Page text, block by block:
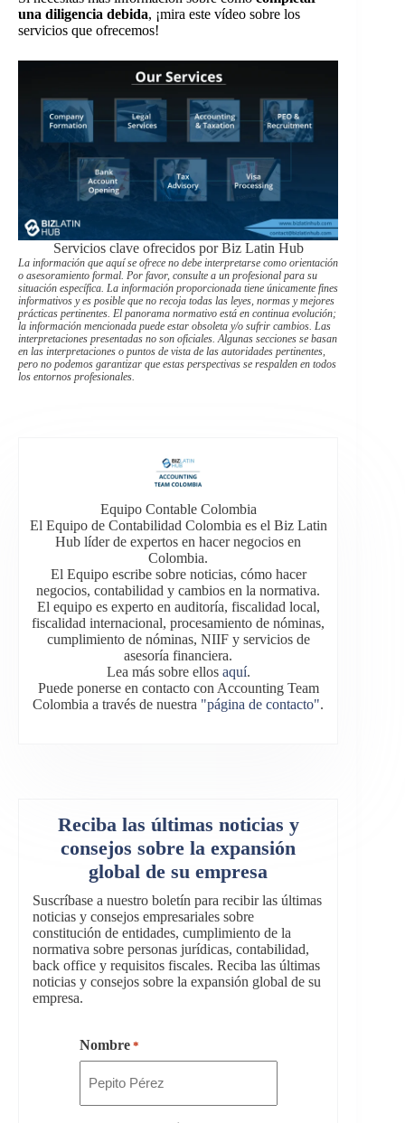
una diligencia debida, ¡mira este vídeo sobre los
servicios que ofrecemos!
Servicios clave ofrecidos por Biz Latin Hub
La información que aquí se ofrece no debe interpretarse como orientación
o asesoramiento formal. Por favor, consulte a un profesional para su
situación específica. La información proporcionada tiene únicamente fines
informativos y es posible que no recoja todas las leyes, normas y mejores
prácticas pertinentes. El panorama normativo está en continua evolución;
la información mencionada puede estar obsoleta y/o sufrir cambios. Las
interpretaciones presentadas no son oficiales. Algunas secciones se basan
en las interpretaciones o puntos de vista de las autoridades pertinentes,
pero no podemos garantizar que estas perspectivas se respalden en todos
los entornos profesionales.
Equipo Contable Colombia
El Equipo de Contabilidad Colombia es el Biz Latin
Hub líder de expertos en hacer negocios en
Colombia.
El Equipo escribe sobre noticias, cómo hacer
negocios, contabilidad y cambios en la normativa.
El equipo es experto en auditoría, fiscalidad local,
fiscalidad internacional, procesamiento de nóminas,
cumplimiento de nóminas, NIIF y servicios de
asesoría financiera.
Lea más sobre ellos aquí.
Puede ponerse en contacto con Accounting Team
Colombia a través de nuestra "página de contacto".
Reciba las últimas noticias y
consejos sobre la expansión
global de su empresa
Suscríbase a nuestro boletín para recibir las últimas
noticias y consejos empresariales sobre
constitución de entidades, cumplimiento de la
normativa sobre personas jurídicas, contabilidad,
back office y requisitos fiscales. Reciba las últimas
noticias y consejos sobre la expansión global de su
empresa.
Nombre *